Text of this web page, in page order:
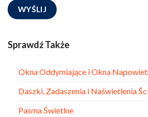
Sprawdź Także
Okna Oddymiające i Okna
Daszki, Zadaszenia i Naświetlenia
Pasma Świetlne